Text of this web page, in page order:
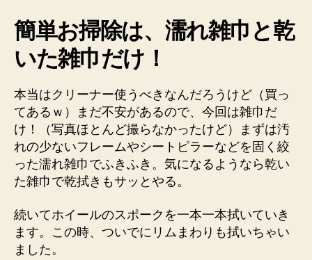
簡単お掃除は、濡れ雑巾と乾
いた雑巾だけ！
本当はクリーナー使うべきなんだろうけど（買っ
てあるｗ）まだ不安があるので、今回は雑巾だ
け！（写真ほとんど撮らなかったけど）まずは汚
れの少ないフレームやシートピラーなどを固く絞
った濡れ雑巾でふきふき。気になるようなら乾い
た雑巾で乾拭きもサッとやる。
続いてホイールのスポークを一本一本拭いていき
ます。この時、ついでにリムまわりも拭いちゃい
ました。